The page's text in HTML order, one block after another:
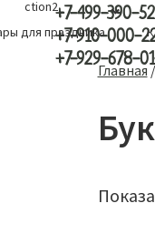
+7-499-390-
+7-910-000-
+7-929-678-
для праздника
Главная/